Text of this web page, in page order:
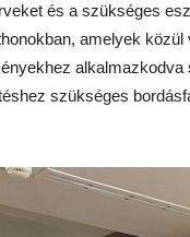
és a szükséges
amelyek
szükséges